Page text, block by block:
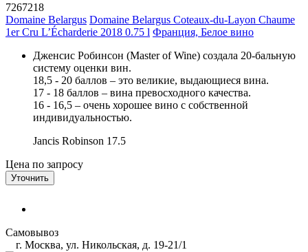
7267218
Domaine Belargus Domaine Belargus Coteaux-du-Layon Chaume
1er Cru L’Écharderie 2018 0.75 l Франция, Белое вино
Дженсис Робинсон (Master of Wine) создала 20-бальную
систему оценки вин.
18,5 - 20 баллов – это великие, выдающиеся вина.
17 - 18 баллов – вина превосходного качества.
16 - 16,5 – очень хорошее вино с собственной
индивидуальностью.
Jancis Robinson 17.5
Цена по запросу
Уточнить
Самовывоз
г. Москва, ул. Никольская, д. 19-21/1